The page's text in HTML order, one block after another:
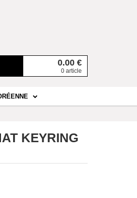
0.00 €
0 article
KEYRING